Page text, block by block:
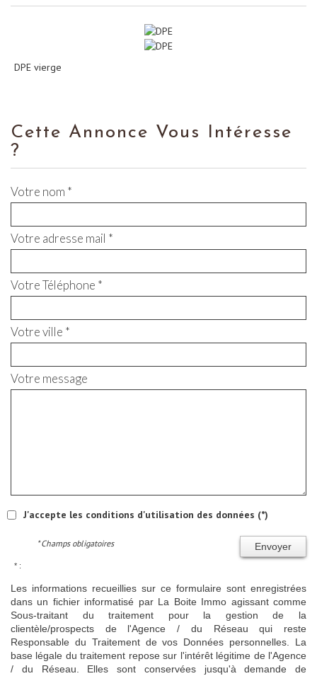
DPE vierge
Cette Annonce Vous Intéresse
?
Votre nom *
Votre adresse mail *
Votre Téléphone *
Votre ville *
Votre message
J'accepte les conditions d'utilisation des données (*)
Envoyer
* Champs obligatoires
* :
Les informations recueillies sur ce formulaire sont enregistrées
dans un fichier informatisé par La Boite Immo agissant comme
Sous-traitant du traitement pour la gestion de la
clientèle/prospects de l'Agence / du Réseau qui reste
Responsable du Traitement de vos Données personnelles. La
base légale du traitement repose sur l'intérêt légitime de l'Agence
/ du Réseau. Elles sont conservées jusqu'à demande de